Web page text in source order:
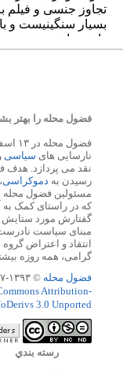
فضول محله را بهتر
نارسایی های سیاسی
نقد می پردازد.
رسیدن به دموکراسی،
مسئولین فضول محله
که در راستای کمک
گفتارش مورد ستایش و
مبنای سیاست
انتقاد و اعتراض
گرامی، همه روزه بیشتر از ۱۰،۰۰۰ نفر از این سایت
فضول محله © ۱۳۹۳-۱۳۸۷ -
Attribution-
3.0 Unported
رسته بندي